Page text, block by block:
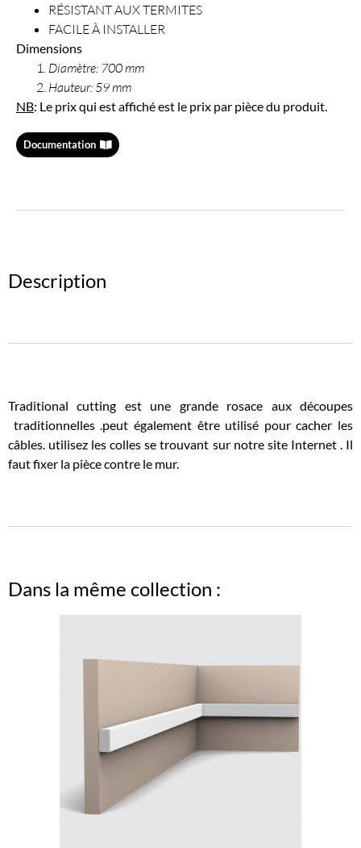
RÉSISTANT AUX TERMITES
FACILE À INSTALLER
Dimensions
Diamètre: 700 mm
Hauteur: 59 mm
NB: Le prix qui est affiché est le prix par pièce du produit.
Documentation
Description
Traditional cutting est une grande rosace aux découpes
traditionnelles .peut également être utilisé pour cacher les
câbles. utilisez les colles se trouvant sur notre site Internet . Il
faut fixer la pièce contre le mur.
Dans la même collection :